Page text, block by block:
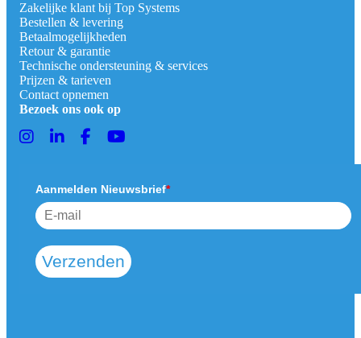
Zakelijke klant bij Top Systems
Bestellen & levering
Betaalmogelijkheden
Retour & garantie
Technische ondersteuning & services
Prijzen & tarieven
Contact opnemen
Bezoek ons ook op
Aanmelden Nieuwsbrief*
Verzenden